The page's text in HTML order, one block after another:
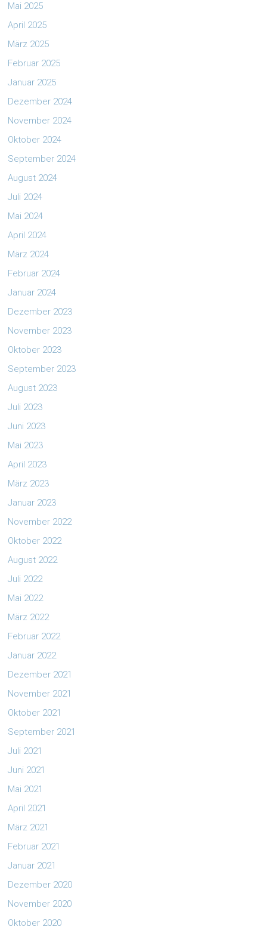
Mai 2025
April 2025
März 2025
Februar 2025
Januar 2025
Dezember 2024
November 2024
Oktober 2024
September 2024
August 2024
Juli 2024
Mai 2024
April 2024
März 2024
Februar 2024
Januar 2024
Dezember 2023
November 2023
Oktober 2023
September 2023
August 2023
Juli 2023
Juni 2023
Mai 2023
April 2023
März 2023
Januar 2023
November 2022
Oktober 2022
August 2022
Juli 2022
Mai 2022
März 2022
Februar 2022
Januar 2022
Dezember 2021
November 2021
Oktober 2021
September 2021
Juli 2021
Juni 2021
Mai 2021
April 2021
März 2021
Februar 2021
Januar 2021
Dezember 2020
November 2020
Oktober 2020